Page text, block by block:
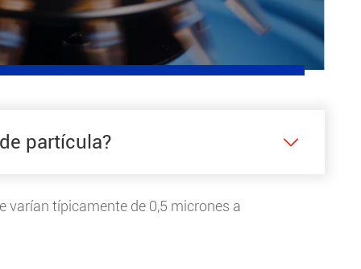
centrífuga para separar las partículas sólidas
Por lo general, consiste en un tambor
en forma de cono.
partícula? 
varían típicamente de 0,5 micrones a